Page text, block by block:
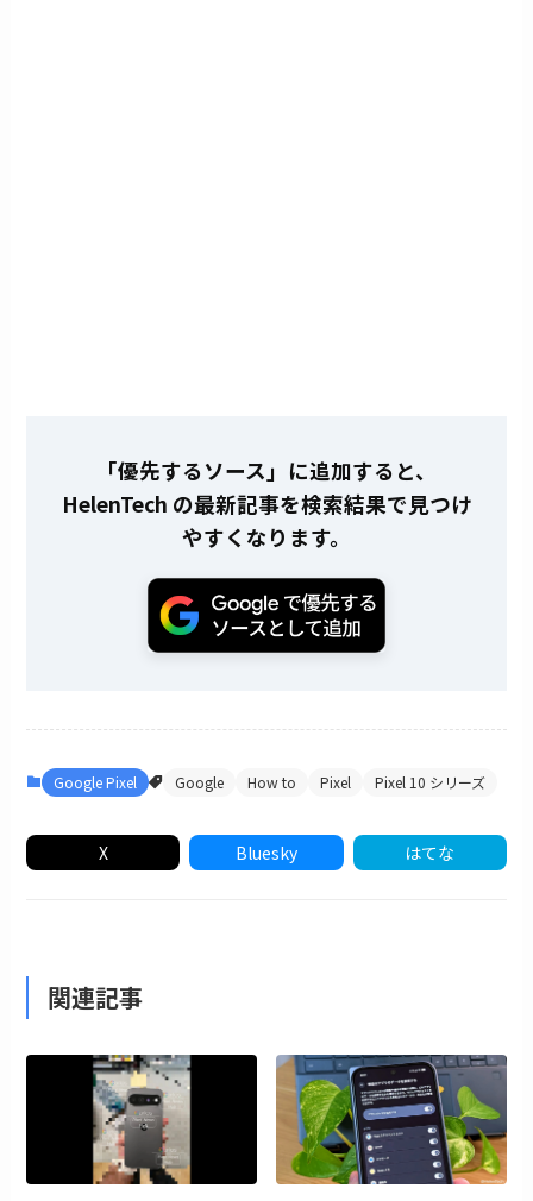
「優先するソース」に追加すると、
HelenTech の最新記事を検索結果で見つけ
やすくなります。
Google Pixel Google How to Pixel Pixel 10 シリーズ
X Bluesky はてな
関連記事